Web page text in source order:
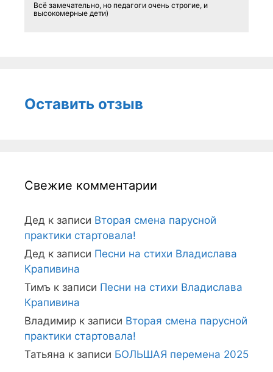
Всё замечательно, но педагоги очень строгие, и
высокомерные дети)
Оставить отзыв
Свежие комментарии
Дед к записи Вторая смена парусной
практики стартовала!
Дед к записи Песни на стихи Владислава
Крапивина
Тимъ к записи Песни на стихи Владислава
Крапивина
Владимир к записи Вторая смена парусной
практики стартовала!
Татьяна к записи БОЛЬШАЯ перемена 2025